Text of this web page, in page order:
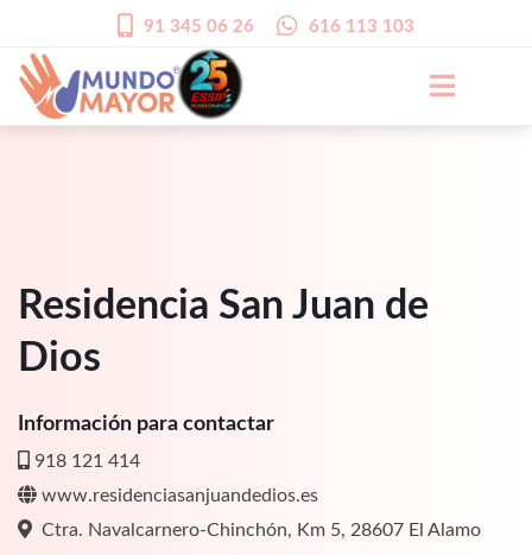
91 345 06 26 616 113 103
Residencia San Juan de
Dios
Información para contactar
918 121 414
www.residenciasanjuandedios.es
Ctra. Navalcarnero-Chinchón, Km 5, 28607 El Alamo